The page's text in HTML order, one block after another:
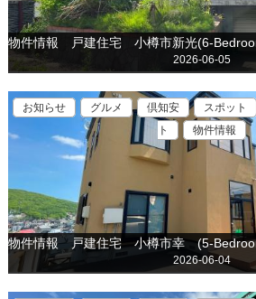
2026-06-05
お知らせ グルメ 倶知安 スポット
ト
物件情報
2026-06-04